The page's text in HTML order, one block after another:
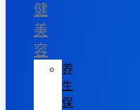
健
美
容
养
生
保